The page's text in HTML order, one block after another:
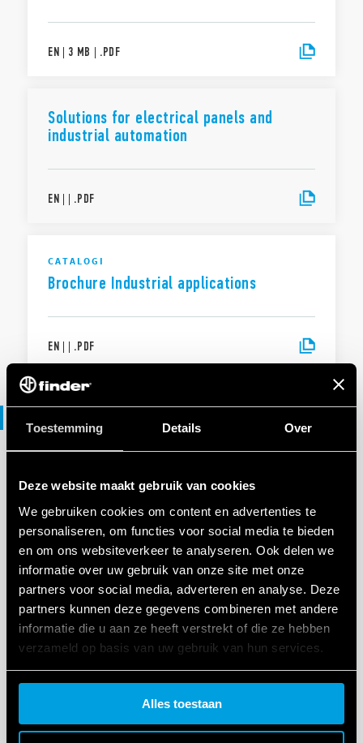
Toestemming Details Over
Deze website maakt gebruik van cookies
We gebruiken cookies om content en advertenties te
personaliseren, om functies voor social media te bieden
en om ons websiteverkeer te analyseren. Ook delen we
informatie over uw gebruik van onze site met onze
partners voor social media, adverteren en analyse. Deze
partners kunnen deze gegevens combineren met andere
informatie die u aan ze heeft verstrekt of die ze hebben
verzameld op basis van uw gebruik van hun services.
Cookie policy.
Alles toestaan
EN | 3 MB | .PDF
Solutions for electrical panels and
industrial automation
EN | | .PDF
CATALOGI
Brochure Industrial applications
EN | | .PDF
UKCA 40 Series
VERKLARING VAN OVEREENSTEMMING
DoC 40 Series